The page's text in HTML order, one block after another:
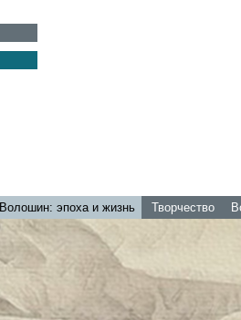
Волошин: эпоха и жизнь Творчество